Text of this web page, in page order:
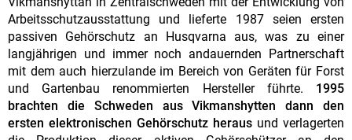
Arbeitsschutzausstattung und lieferte 1987 seien ersten
passiven Gehörschutz an Husqvarna aus, was zu einer
langjährigen und immer noch andauernden Partnerschaft
mit dem auch hierzulande im Bereich von Geräten für Forst
und Gartenbau renommierten Hersteller führte. 1995
brachten die Schweden aus Vikmanshytten dann den
ersten elektronischen Gehörschutz heraus und verlagerten